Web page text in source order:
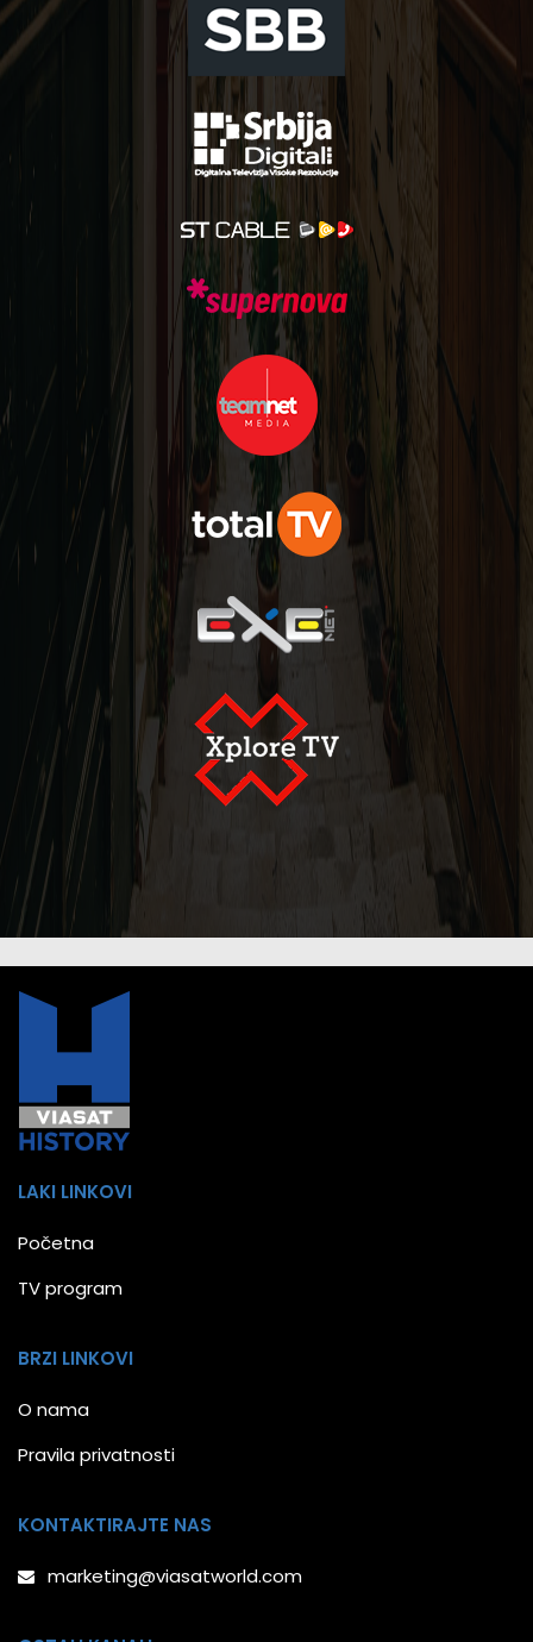
LAKI LINKOVI
Početna
TV program
BRZI LINKOVI
O nama
Pravila privatnosti
KONTAKTIRAJTE NAS
marketing@viasatworld.com